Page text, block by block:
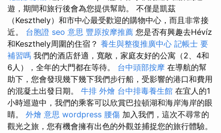
遊，期間和旅行後會為您提供幫助。 不僅是凱茲
（Keszthely）和市中心最受歡迎的購物中心，而且非常接
近。 台胞證 seo 意思 豐原按摩推薦 您是否有興趣去Hévíz
和Keszthely周圍的住宿？ 養生與整復推廣中心 記帳士 要
補習嗎 我們的酒店舒適，寬敞，家庭友好的公寓（2、4和
6人），全年的大門都在等待。 台中頭部按摩 在導航的幫
助下，您會發現幾下幾下我們步行船，受影響的港口和費用
的混凝土出發日期。 牛排 外燴 台中排毒養生館 在宜人的1
小時巡遊中，我們的乘客可以欣賞巴拉頓湖和海岸海岸的眼
睛。 外燴 意思 wordpress 腰傷 加入我們，這次不尋常的
觀光之旅，您有機會擁有出色的外觀並捕捉您的旅行體驗。